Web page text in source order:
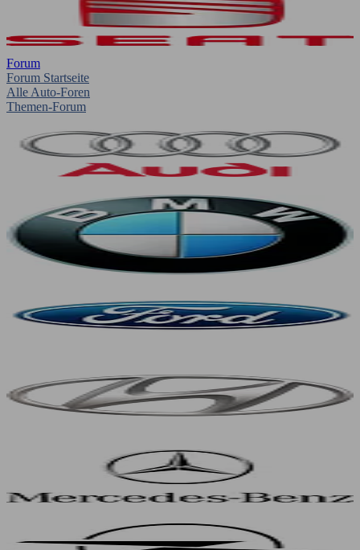
Forum
Forum Startseite
Alle Auto-Foren
Themen-Forum